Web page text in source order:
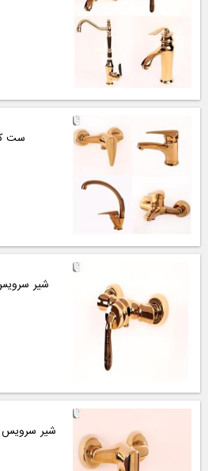
ست
شیر
شیر سرویس